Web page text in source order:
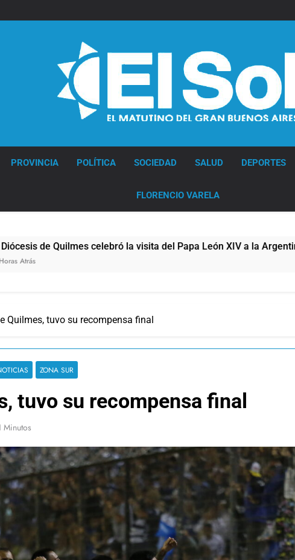
PROVINCIA POLÍTICA SOCIEDAD SALUD DEPORTES
FLORENCIO VARELA
celebró la visita del Papa León XIV a la Argentina
Quilmes, tuvo su recompensa final
ZONA SUR
tuvo su recompensa final
Minutos